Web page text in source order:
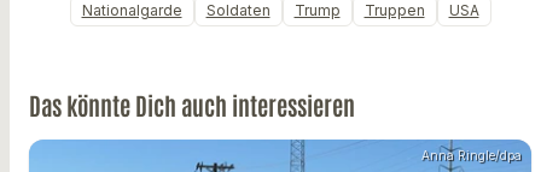
Nationalgarde
Soldaten Trump Truppen USA
Das könnte Dich auch interessieren
Anna Ringle/dpa